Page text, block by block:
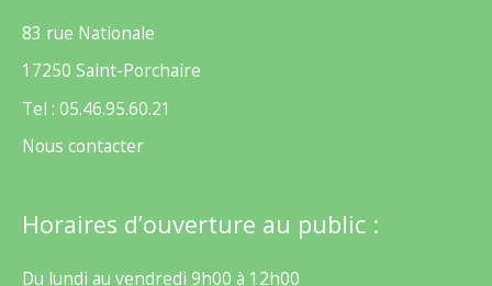
83 rue Nationale
17250 Saint-Porchaire
Tel : 05.46.95.60.21
Nous contacter
Horaires d’ouverture au public :
Du lundi au vendredi 9h00 à 12h00